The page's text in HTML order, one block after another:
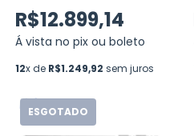
C40
(CMH96GX5M2B5600C40)
R$12.899,14
Á vista no pix ou boleto
12x de R$1.249,92 sem juros
ESGOTADO